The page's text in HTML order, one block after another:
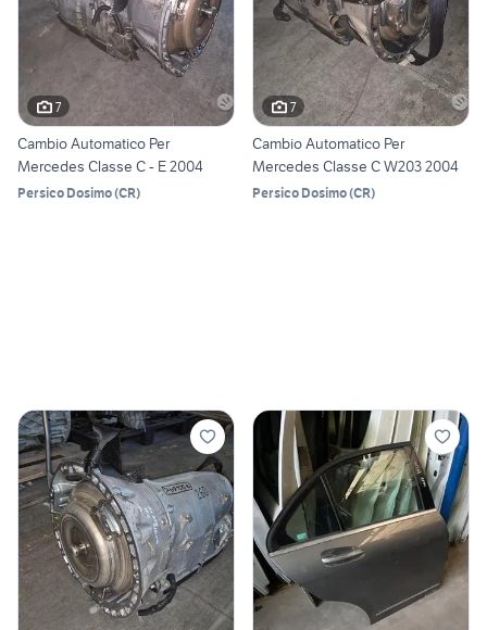
7
Cambio Automatico Per
Mercedes Classe C - E 2004
Persico Dosimo(CR)
7
Cambio Automatico Per
Mercedes Classe C W203 2004
Persico Dosimo(CR)